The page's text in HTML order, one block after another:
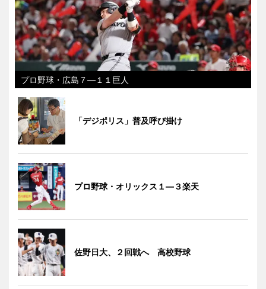
プロ野球・広島７―１１巨人
「デジポリス」普及呼び掛け
プロ野球・オリックス１―３楽天
佐野日大、２回戦へ 高校野球